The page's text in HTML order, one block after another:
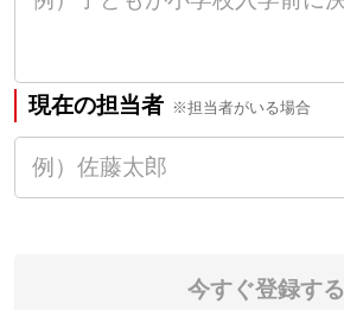
現在の担当者 ※担当者がいる場合
今すぐ登録する